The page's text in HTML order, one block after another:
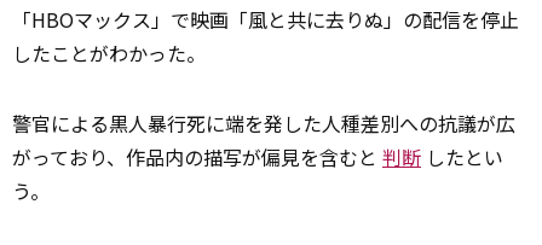
「HBOマックス」で映画「風と共に去りぬ」の配信を停止
したことがわかった。
警官による黒人暴行死に端を発した人種差別への抗議が広
がっており、作品内の描写が偏見を含むと 判断 したとい
う。